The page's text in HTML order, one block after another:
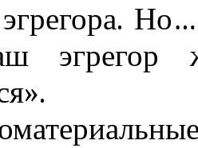
эгрегора.
эгрегор